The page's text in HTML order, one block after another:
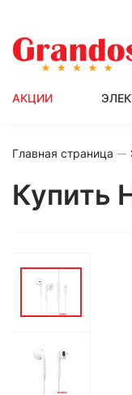
АКЦИИ
Главная страница
Купить